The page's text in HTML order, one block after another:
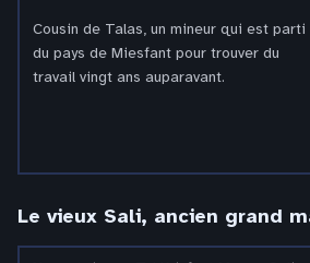
Cousin de Talas, un mineur qui est parti
du pays de Miesfant pour trouver du
travail vingt ans auparavant.
Le vieux Sali, ancien grand